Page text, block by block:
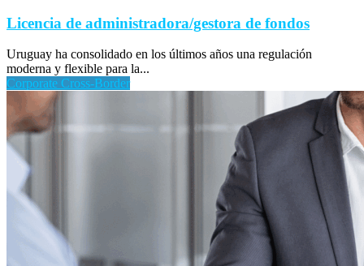
Licencia de administradora/gestora de fondos
Uruguay ha consolidado en los últimos años una regulación
moderna y flexible para la...
Corporate Cross-Border